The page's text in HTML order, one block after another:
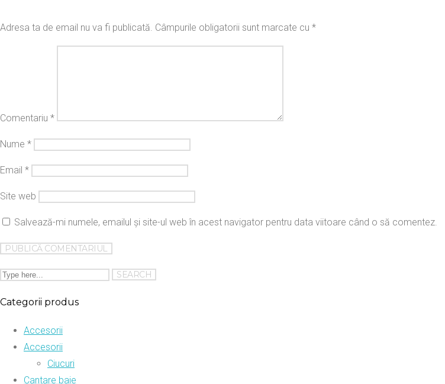
Adresa ta de email nu va fi publicată. Câmpurile obligatorii sunt marcate cu *
Comentariu *
Nume *
Email *
Site web
Salvează-mi numele, emailul și site-ul web în acest navigator pentru data viitoare când o să comentez.
Categorii produs
Accesorii
Accesorii
Ciucuri
Cantare baie